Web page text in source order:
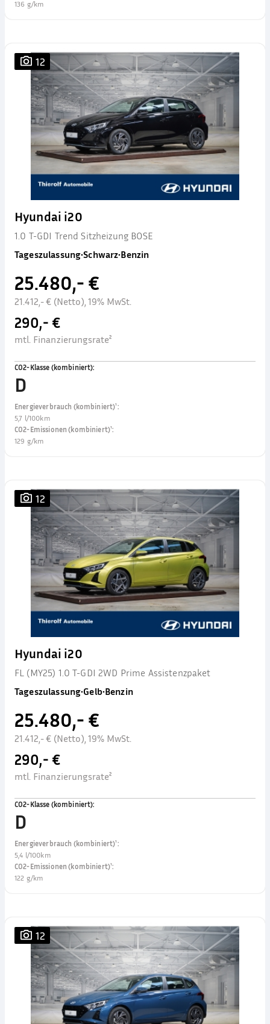
136 g/km
12
Hyundai i20
1.0 T-GDI Trend Sitzheizung BOSE
Tageszulassung•Schwarz•Benzin
25.480,- €
21.412,- € (Netto), 19% MwSt.
290,- €
mtl. Finanzierungsrate²
CO2-Klasse (kombiniert):
D
Energieverbrauch (kombiniert)¹:
5,7 l/100km
CO2-Emissionen (kombiniert)¹:
129 g/km
12
Hyundai i20
FL (MY25) 1.0 T-GDI 2WD Prime Assistenzpaket
Tageszulassung•Gelb•Benzin
25.480,- €
21.412,- € (Netto), 19% MwSt.
290,- €
mtl. Finanzierungsrate²
CO2-Klasse (kombiniert):
D
Energieverbrauch (kombiniert)¹:
5,4 l/100km
CO2-Emissionen (kombiniert)¹:
122 g/km
12